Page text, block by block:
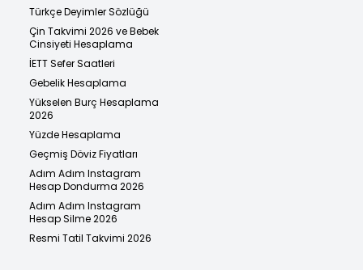
Türkçe Deyimler Sözlüğü
Çin Takvimi 2026 ve Bebek
Cinsiyeti Hesaplama
İETT Sefer Saatleri
Gebelik Hesaplama
Yükselen Burç Hesaplama
2026
Yüzde Hesaplama
Geçmiş Döviz Fiyatları
Adım Adım Instagram
Hesap Dondurma 2026
Adım Adım Instagram
Hesap Silme 2026
Resmi Tatil Takvimi 2026